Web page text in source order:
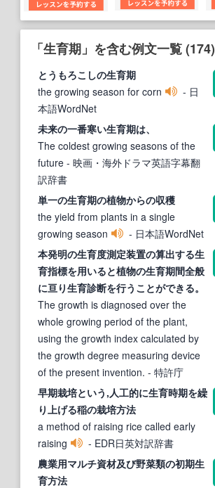
「生育期」を含む例文一覧 (174)
とうもろこしの生育期
the growing season for corn
- 日
本語WordNet
未来の一番寒い生育期は、
The coldest growing seasons of the
future - 映画・海外ドラマ英語字幕翻
訳辞書
単一の生育期の植物からの収穫
the yield from plants in a single
growing season
- 日本語WordNet
本発明の生育度測定装置の算出する生
育指標を用いると植物の生育期間全般
に亘り生育診断を行うことができる。
The growth is diagnosed over the
whole growing period of the plant,
using the growth index calculated by
the growth degree measuring device
of the present invention. - 特許庁
早期栽培という,人工的に生育時期を繰
り上げる稲の栽培方法
a method of raising rice called early
raising
- EDR日英対訳辞書
農業用マルチ資材及び野菜類の初期生
育方法